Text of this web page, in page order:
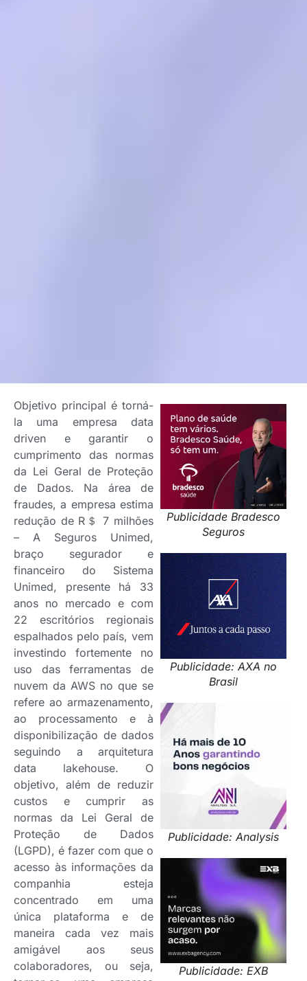
Publicidade Bradesco
Seguros
Publicidade: AXA no
Brasil
Publicidade: Analysis
Publicidade: EXB
Objetivo principal é torná-
la uma empresa data
driven e garantir o
cumprimento das normas
da Lei Geral de Proteção
de Dados. Na área de
fraudes, a empresa estima
redução de R＄ 7 milhões
– A Seguros Unimed,
braço segurador e
financeiro do Sistema
Unimed, presente há 33
anos no mercado e com
22 escritórios regionais
espalhados pelo país, vem
investindo fortemente no
uso das ferramentas de
nuvem da AWS no que se
refere ao armazenamento,
ao processamento e à
disponibilização de dados
seguindo a arquitetura
data lakehouse. O
objetivo, além de reduzir
custos e cumprir as
normas da Lei Geral de
Proteção de Dados
(LGPD), é fazer com que o
acesso às informações da
companhia esteja
concentrado em uma
única plataforma e de
maneira cada vez mais
amigável aos seus
colaboradores, ou seja,